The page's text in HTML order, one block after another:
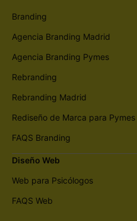
Branding
Agencia Branding Madrid
Agencia Branding Pymes
Rebranding
Rebranding Madrid
Rediseño de Marca para Pymes
FAQS Branding
Diseño Web
Web para Psicólogos
FAQS Web